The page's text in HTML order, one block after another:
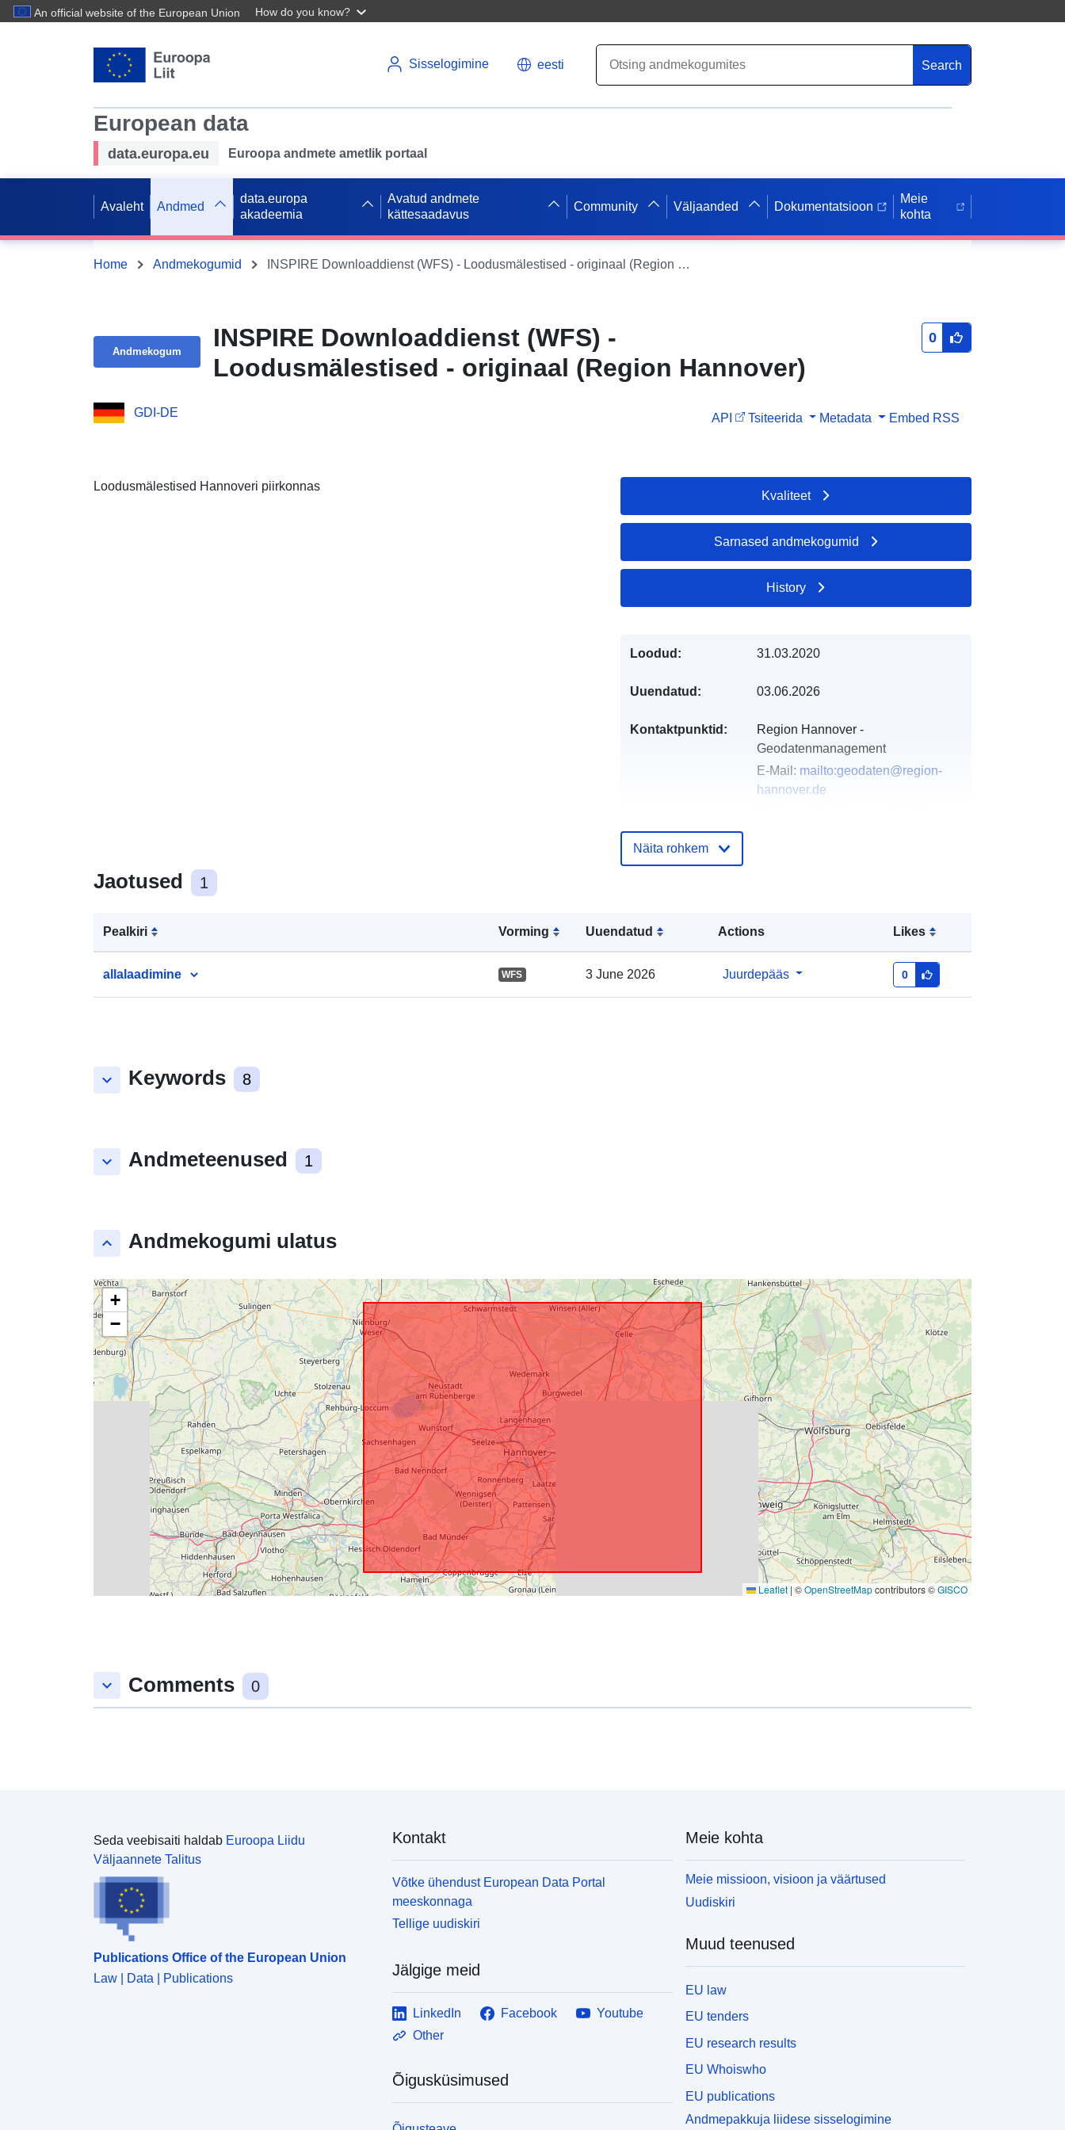
An official website of the European Union How do you know?
Sisselogimine eesti Search
European data
data.europa.eu Euroopa andmete ametlik portaal
Avaleht Andmed
data.europa
akadeemia
Avatud andmete
kättesaadavus
Community Väljaanded Dokumentatsioon
Meie
kohta
Home Andmekogumid INSPIRE Downloaddienst (WFS) - Loodusmälestised - originaal (Region Hannover)
Andmekogum
INSPIRE Downloaddienst (WFS) -
Loodusmälestised - originaal (Region Hannover)
0
GDI-DE API Tsiteerida Metadata Embed RSS
Loodusmälestised Hannoveri piirkonnas
Jaotused 1
Pealkiri Vorming Uuendatud Actions Likes
allalaadimine WFS 3 June 2026 Juurdepääs 0
keyboard_arrow_down Keywords 8
keyboard_arrow_down Andmeteenused 1
keyboard_arrow_up Andmekogumi ulatus
+
−
Leaflet | ©OpenStreetMapcontributors ©GISCO
Kvaliteet
Sarnased andmekogumid
History
Loodud: 31.03.2020
Uuendatud: 03.06.2026
Kontaktpunktid:
Region Hannover -
Geodatenmanagement
E-Mail: mailto:geodaten@region-
hannover.de
Kataloogi kirje: Lisatud andmetele.europa.eu: 21 February
2026
Ajakohastatud veebisaidil Data.europa.eu:
Näita rohkem
keyboard_arrow_down Comments 0
Seda veebisaiti haldab Euroopa Liidu
Väljaannete Talitus
Publications Office of the European Union
Law | Data | Publications
Kontakt
Võtke ühendust European Data Portal
meeskonnaga
Tellige uudiskiri
Jälgige meid
LinkedIn Facebook
Youtube
Other
Õigusküsimused
Meie kohta
Meie missioon, visioon ja väärtused
Uudiskiri
Muud teenused
EU law
EU tenders
EU research results
EU Whoiswho
EU publications
Andmepakkuja liidese sisselogimine